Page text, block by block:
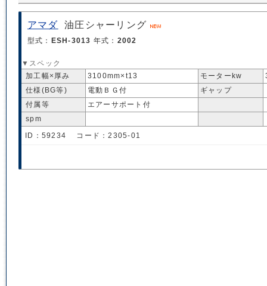
アマダ 油圧シャーリング
型式： ESH-3013 年式： 2002
▼スペック
加工幅×厚み
3100mm×t13 モーターkw
仕様(BG等)
電動ＢＧ付
ギャップ
付属等
エアーサポート付
spm
ID：59234 コード：2305-01